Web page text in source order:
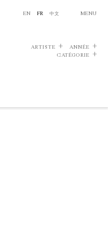
EN FR 中文 MENU
ARTISTE
ANNÉE
CATÉGORIE